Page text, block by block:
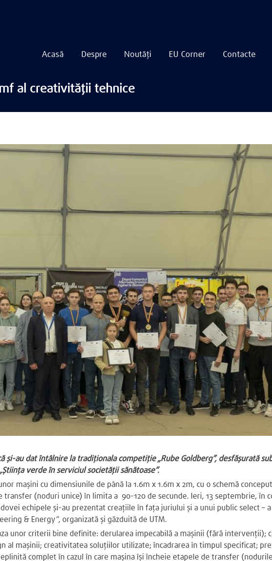
Mergi
la
principal
Navigare
Acasă Despre Noutăți EU Corner Contacte
al creativității tehnice
și-au dat întâlnire la tradiționala competiție „Rube Goldberg”, desfășurată
verde în serviciul societății sănătoase”.
mașini cu dimensiunile de până la 1.6m x 1.6m x 2m, cu o schemă
transfer (noduri unice) în limita a 90-120 de secunde. Ieri, 13 septembrie, în
echipele și-au prezentat creațiile în fața juriului și a unui public select –
& Energy”, organizată și găzduită de UTM.
unor criterii bine definite: derularea impecabilă a mașinii (fără intervenții);
mașinii; creativitatea soluțiilor utilizate; încadrarea în timpul specificat;
complet în cazul în care mașina își încheie etapele de transfer